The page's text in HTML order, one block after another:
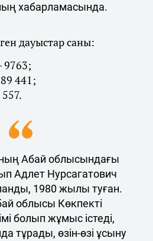
хабарламасында.
дауыстар саны:
9763;
441;
Абай облысындағы
Адлет Нурсагатович
1980 жылы туған.
облысы Көкпекті
болып жұмыс істеді,
тұрады, өзін-өзі ұсыну